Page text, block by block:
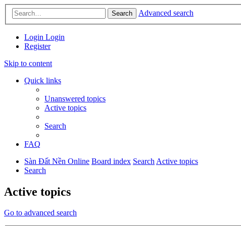
Search Advanced search
Login Login
Register
Skip to content
Quick links
Unanswered topics
Active topics
Search
FAQ
Sàn Đất Nền Online Board index Search Active topics
Search
Active topics
Go to advanced search